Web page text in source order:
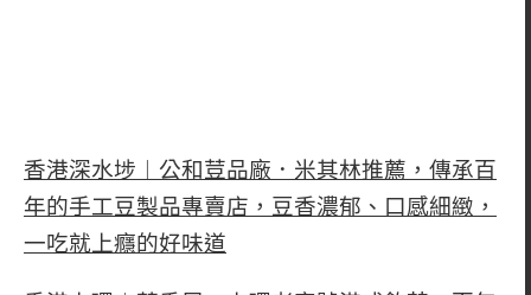
香港深水埗︱公和荳品廠．米其林推薦，傳承百
年的手工豆製品專賣店，豆香濃郁、口感細緻，
一吃就上癮的好味道